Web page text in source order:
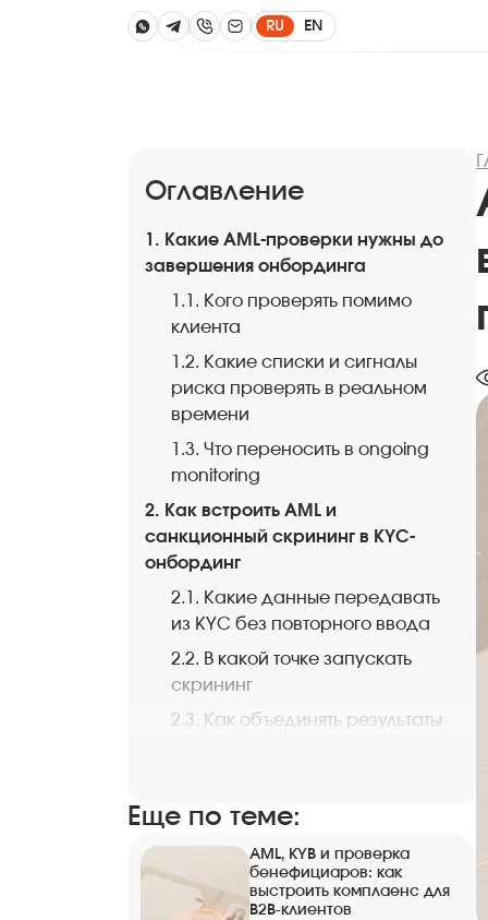
RU EN
Оглавление
1. Какие AML-проверки нужны до
завершения онбординга
1.1. Кого проверять помимо
клиента
1.2. Какие списки и сигналы
риска проверять в реальном
времени
1.3. Что переносить в ongoing
monitoring
2. Как встроить AML и
санкционный скрининг в KYC-
онбординг
2.1. Какие данные передавать
из KYC без повторного ввода
2.2. В какой точке запускать
скрининг
2.3. Как объединять результаты
потери скорости
3.1. Как снижать ложные
совпадения до ручной
проверки
Еще по теме:
AML, KYB и проверка
бенефициаров: как
выстроить комплаенс для
B2B-клиентов